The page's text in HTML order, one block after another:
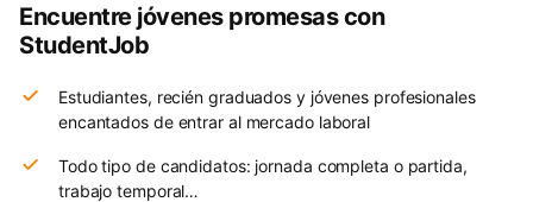
Encuentre jóvenes promesas con
StudentJob
Estudiantes, recién graduados y jóvenes profesionales
encantados de entrar al mercado laboral
Todo tipo de candidatos: jornada completa o partida,
trabajo temporal…